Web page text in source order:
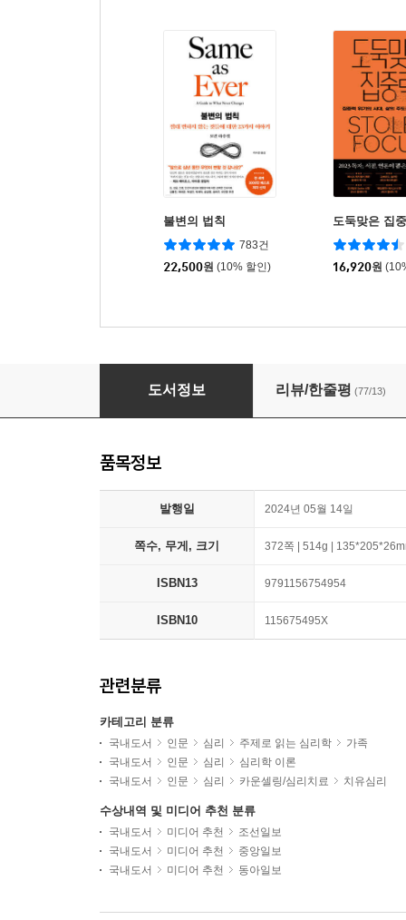
불변의 법칙
783건
22,500원 (10% 할인)
도둑맞은 집
16,920원
가족을 끊어내기로 했다
도서정보 리뷰/한줄평 (77/13)
품목정보
발행일 2024년 05월 14일
쪽수, 무게, 크기 372쪽 | 514g |
ISBN13 9791156754954
ISBN10 115675495X
관련분류
카테고리 분류
국내도서 인문 심리 주제로 읽는 심리학
가족
국내도서
인문 심리
심리학 이론
국내도서
인문 심리 카운셀링/심리치료 치유심리
수상내역 및 미디어 추천 분류
국내도서 미디어 추천
조선일보
국내도서
미디어 추천
중앙일보
국내도서
미디어 추천 동아일보